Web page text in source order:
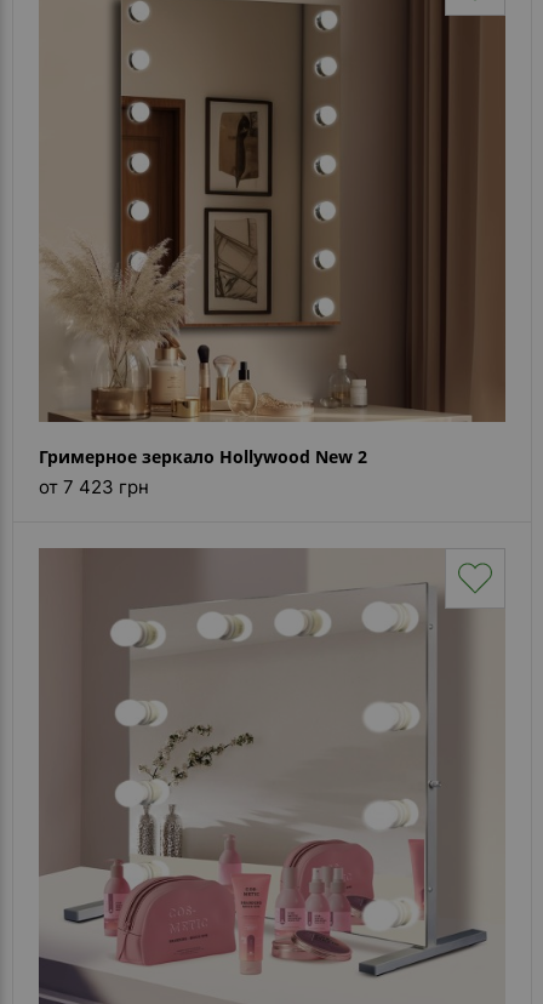
Гримерное зеркало Hollywood New 2
от 7 423 грн